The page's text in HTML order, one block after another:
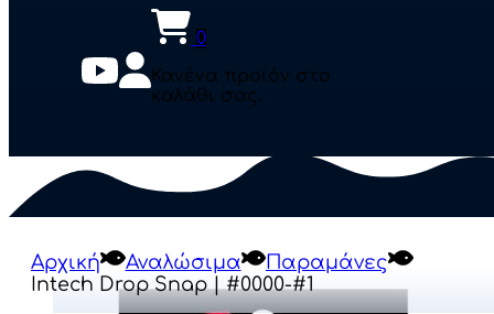
0
Κανένα προϊόν στο
καλάθι σας.
Αρχική Αναλώσιμα
Παραμάνες
Intech Drop Snap | #0000-#1